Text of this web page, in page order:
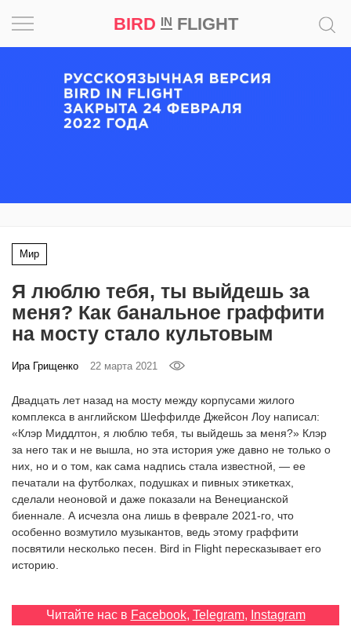
BIRD INFLIGHT
Мир
Я люблю тебя, ты выйдешь за
меня? Как банальное граффити
на мосту стало культовым
Ира Грищенко 22 марта 2021
Двадцать лет назад на мосту между корпусами жилого
комплекса в английском Шеффилде Джейсон Лоу написал:
«Клэр Миддлтон, я люблю тебя, ты выйдешь за меня?» Клэр
за него так и не вышла, но эта история уже давно не только о
них, но и о том, как сама надпись стала известной, — ее
печатали на футболках, подушках и пивных этикетках,
сделали неоновой и даже показали на Венецианской
биеннале. А исчезла она лишь в феврале 2021-го, что
особенно возмутило музыкантов, ведь этому граффити
посвятили несколько песен. Bird in Flight пересказывает его
историю.
Читайте нас в Facebook, Telegram, Instagram